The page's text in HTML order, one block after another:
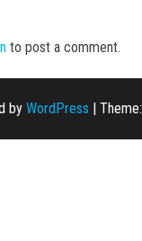
to post a comment.
by WordPress | Theme: